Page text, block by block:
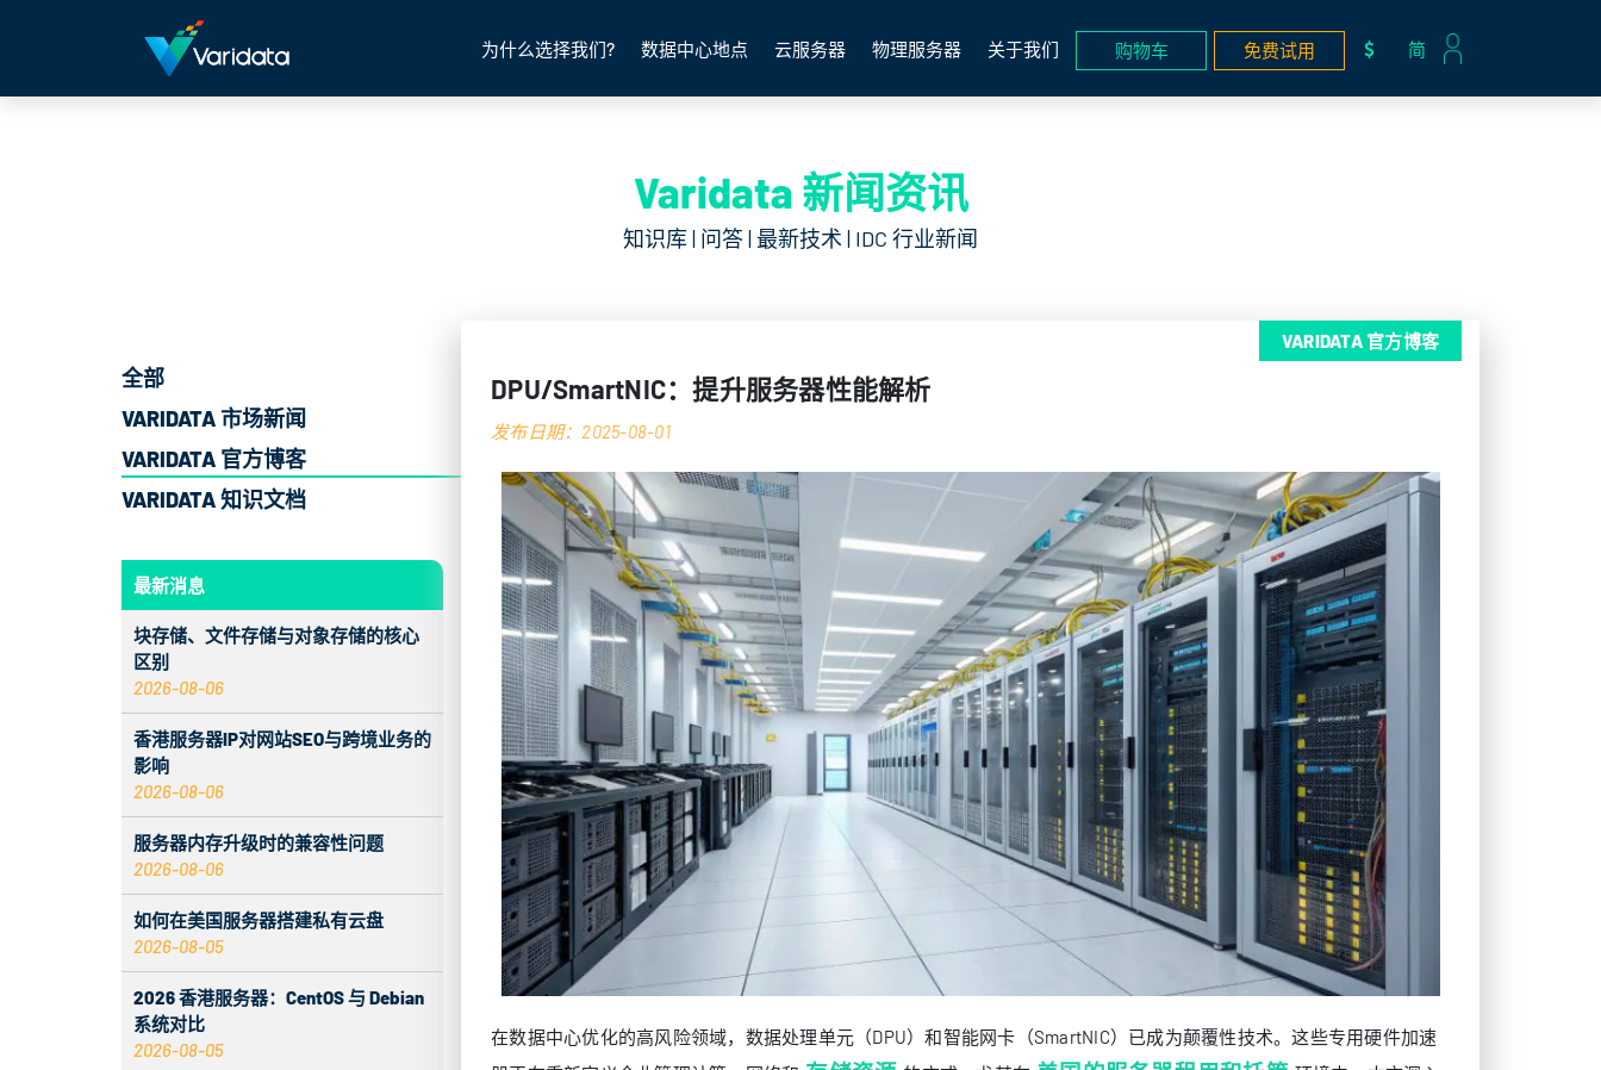
为什么选择我们? 数据中心地点 云服务器 物理服务器 关于我们 购物车 免费试用 简
Varidata 新闻资讯
知识库 | 问答 | 最新技术 | IDC 行业新闻
全部
VARIDATA 市场新闻
VARIDATA 官方博客
VARIDATA 知识文档
最新消息
块存储、文件存储与对象存储的核心
区别
2026-08-06
香港服务器IP对网站SEO与跨境业务的
影响
2026-08-06
服务器内存升级时的兼容性问题
2026-08-06
如何在美国服务器搭建私有云盘
2026-08-05
2026 香港服务器：CentOS 与 Debian
系统对比
2026-08-05
VARIDATA 官方博客
DPU/SmartNIC：提升服务器性能解析
发布日期：2025-08-01
在数据中心优化的高风险领域，数据处理单元（DPU）和智能网卡（SmartNIC）已成为颠覆性技术。这些专用硬件加速